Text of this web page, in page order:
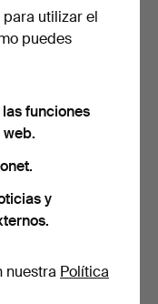
KONSTNÄR.
con plantas en
utilizar el
puedes
funciones
y
nuestra Política